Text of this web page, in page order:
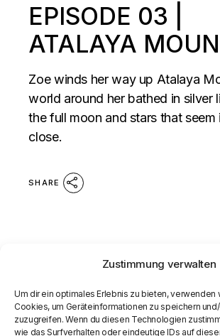
Zustimmung verwalten
Um dir ein optimales Erlebnis zu bieten, verwenden
Cookies, um Geräteinformationen zu speichern
zuzugreifen. Wenn du diesen Technologien
wie das Surfverhalten oder eindeutige IDs auf
EPISODE 03 |
ATALAYA
Zoe winds her way up Atalaya
world around her bathed in silver
the full moon and stars that seem
close.
SHARE